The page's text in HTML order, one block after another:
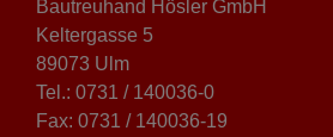
Bautreuhand Hösler GmbH
Keltergasse 5
89073 Ulm
Tel.: 0731 / 140036-0
Fax: 0731 / 140036-19